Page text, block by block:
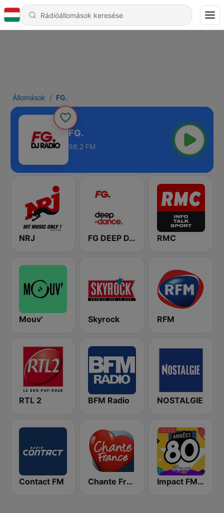
Állomások FG.
FG.
98.2 FM
NRJ FG DEEP DANCE RMC
Mouv' Skyrock RFM
RTL 2 BFM Radio NOSTALGIE
Contact FM Chante France Impact FM - Années 80